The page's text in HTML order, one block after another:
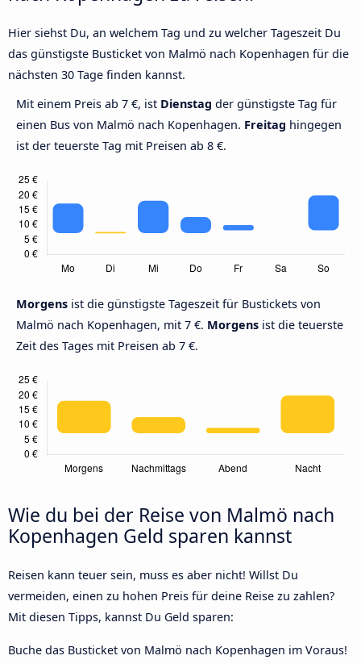
Hier siehst Du, an welchem Tag und zu welcher Tageszeit Du
das günstigste Busticket von Malmö nach Kopenhagen für die
nächsten 30 Tage finden kannst.
Mit einem Preis ab 7 €, ist Dienstag der günstigste Tag für
einen Bus von Malmö nach Kopenhagen. Freitag hingegen
ist der teuerste Tag mit Preisen ab 8 €.
Morgens ist die günstigste Tageszeit für Bustickets von
Malmö nach Kopenhagen, mit 7 €. Morgens ist die teuerste
Zeit des Tages mit Preisen ab 7 €.
Wie du bei der Reise von Malmö nach
Kopenhagen Geld sparen kannst
Reisen kann teuer sein, muss es aber nicht! Willst Du
vermeiden, einen zu hohen Preis für deine Reise zu zahlen?
Mit diesen Tipps, kannst Du Geld sparen:
Buche das Busticket von Malmö nach Kopenhagen im Voraus!